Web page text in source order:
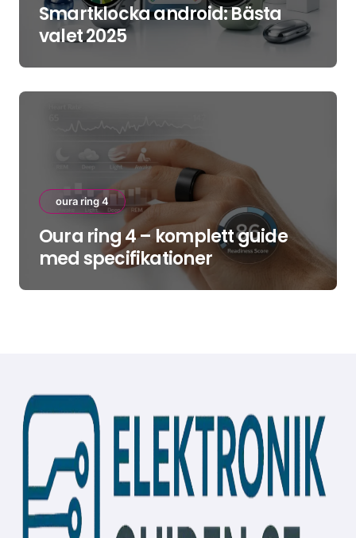
Smartklocka android: Bästa
valet 2025
oura ring 4
Oura ring 4 – komplett guide
med specifikationer